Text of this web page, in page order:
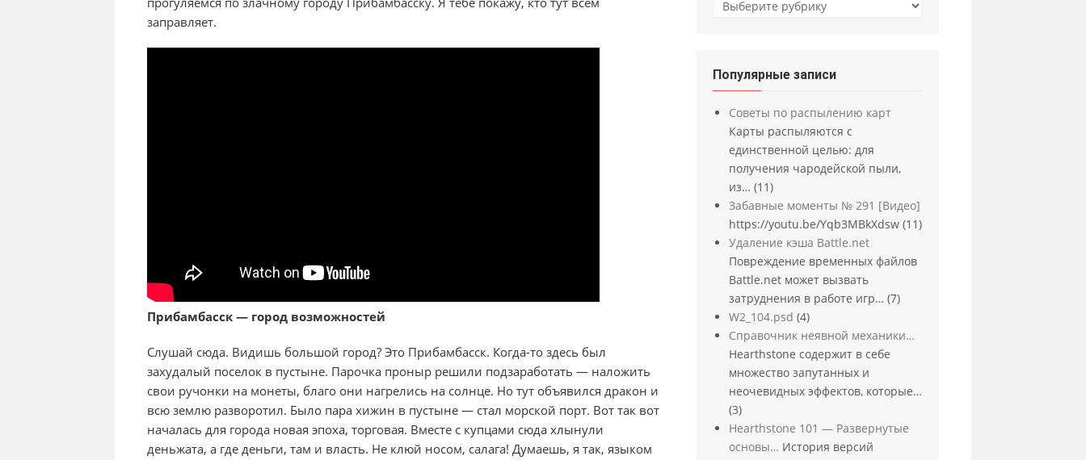
заправляет.
Прибамбасск — город возможностей
Слушай сюда. Видишь большой город? Это Прибамбасск. Когда-то здесь был
захудалый поселок в пустыне. Парочка проныр решили подзаработать — наложить
свои ручонки на монеты, благо они нагрелись на солнце. Но тут объявился дракон и
всю землю разворотил. Было пара хижин в пустыне — стал морской порт. Вот так вот
началась для города новая эпоха, торговая. Вместе с купцами сюда хлынули
деньжата, а где деньги, там и власть. Не клюй носом, салага! Думаешь, я так, языком
Популярные записи
Советы по распылению карт
Карты распыляются с
единственной целью: для
получения чародейской пыли,
из… (11)
Забавные моменты № 291 [Видео]
https://youtu.be/Yqb3MBkXdsw (11)
Удаление кэша Battle.net
Повреждение временных файлов
Battle.net может вызвать
затруднения в работе игр… (7)
W2_104.psd (4)
Справочник неявной механики…
Hearthstone содержит в себе
множество запутанных и
неочевидных эффектов, которые…
(3)
Hearthstone 101 — Развернутые
основы… История версий